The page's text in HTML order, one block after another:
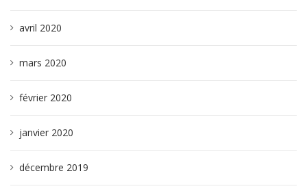
avril 2020
mars 2020
février 2020
janvier 2020
décembre 2019